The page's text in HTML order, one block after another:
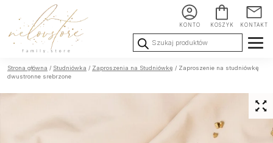
KONTO KOSZYK KONTAKT
Wyszukiwarka
produktów
Ślub i
Wesele
Chrzest i
Urodziny i
Strona główna / Studniówka / Zaproszenia na Studniówkę / Zaproszenie na studniówkę
dwustronne srebrzone